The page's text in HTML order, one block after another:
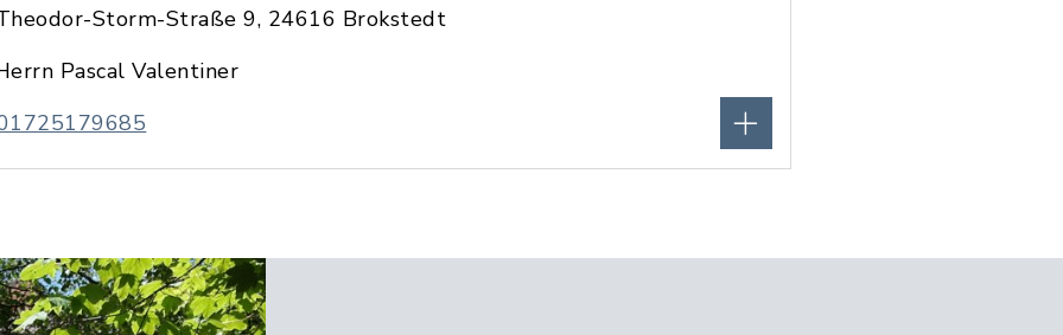
Storm-Straße 9, 24616 Brokstedt
Pascal Valentiner